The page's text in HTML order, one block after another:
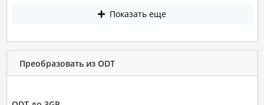
Показать еще
Преобразовать из ODT